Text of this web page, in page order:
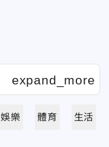
娛樂 體育 生活